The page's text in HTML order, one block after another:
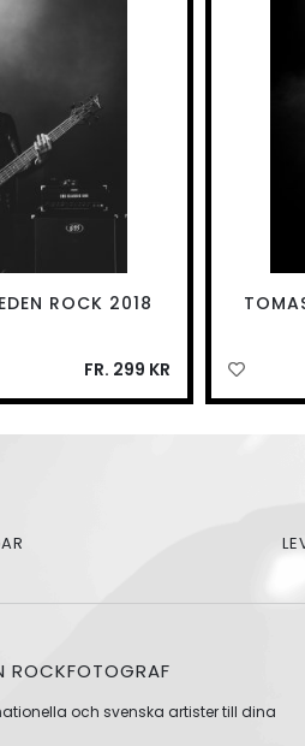
ROCK 2018
FR. 299 KR
ROCKFOTOGRAF
och svenska artister till dina